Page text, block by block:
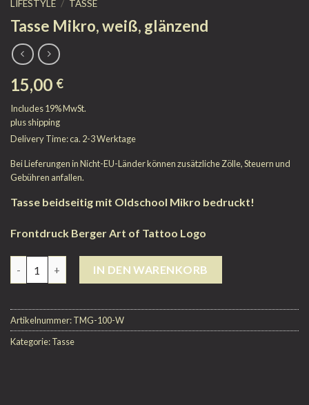
LIFESTYLE / TASSE
Tasse Mikro, weiß, glänzend
15,00 €
Includes 19% MwSt.
plusshipping
Delivery Time: ca. 2-3 Werktage
Bei Lieferungen in Nicht-EU-Länder können zusätzliche Zölle, Steuern und
Gebühren anfallen.
Tasse beidseitig mit Oldschool Mikro bedruckt!
Frontdruck Berger Art of Tattoo Logo
IN DEN WARENKORB
Artikelnummer:TMG-100-W
Kategorie:Tasse